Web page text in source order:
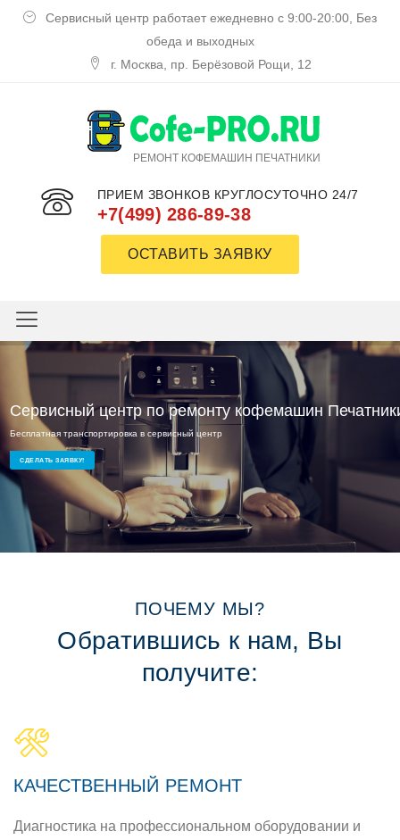
Сервисный центр работает ежедневно с 9:00-20:00, Без
обеда и выходных
г. Москва, пр. Берёзовой Рощи, 12
РЕМОНТ КОФЕМАШИН ПЕЧАТНИКИ
ПРИЕМ ЗВОНКОВ КРУГЛОСУТОЧНО 24/7
+7(499) 286-89-38
ОСТАВИТЬ ЗАЯВКУ
Сервисный центр по ремонту кофемашин
Бесплатная транспортировка в сервисный центр
Ремонт кофемашин на дому или в офисе
СДЕЛАТЬ ЗАЯВКУ!
Сервисный ремонт Печатники
Опытные мастера и доступные цены
СДЕЛАТЬ ЗАЯВКУ!
ПОЧЕМУ МЫ?
Обратившись к нам, Вы
получите:
КАЧЕСТВЕННЫЙ РЕМОНТ
Диагностика на профессиональном оборудовании и